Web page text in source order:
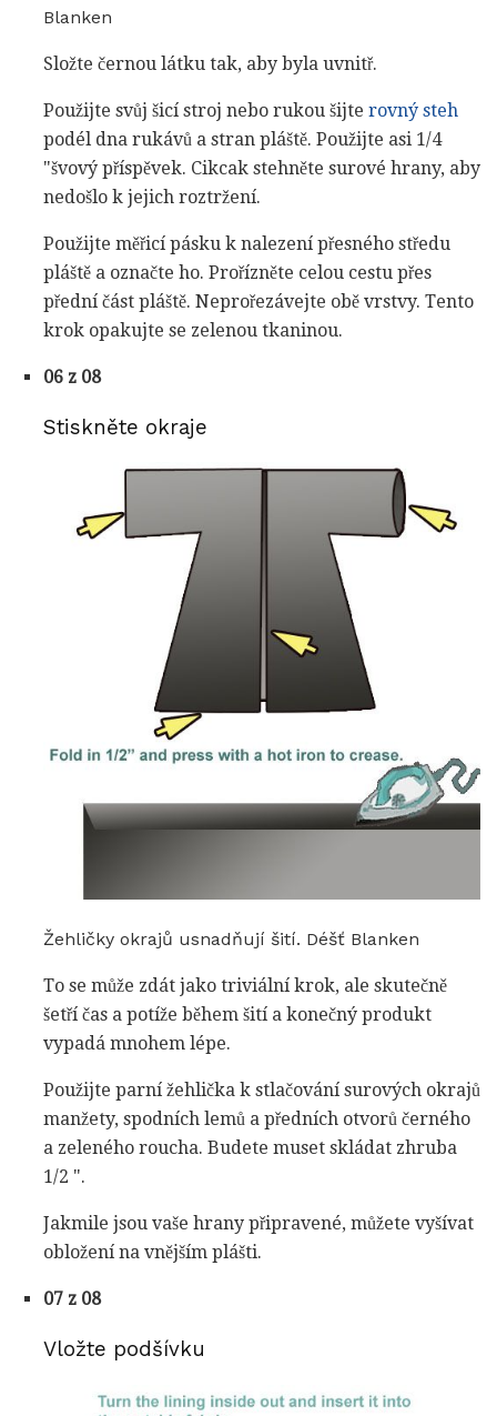
Blanken
Složte černou látku tak, aby byla uvnitř.
Použijte svůj šicí stroj nebo rukou šijte rovný steh
podél dna rukávů a stran pláště. Použijte asi 1/4
"švový příspěvek. Cikcak stehněte surové hrany, aby
nedošlo k jejich roztržení.
Použijte měřicí pásku k nalezení přesného středu
pláště a označte ho. Prořízněte celou cestu přes
přední část pláště. Neprořezávejte obě vrstvy. Tento
krok opakujte se zelenou tkaninou.
06 z 08
Stiskněte okraje
Žehličky okrajů usnadňují šití. Déšť Blanken
To se může zdát jako triviální krok, ale skutečně
šetří čas a potíže během šití a konečný produkt
vypadá mnohem lépe.
Použijte parní žehlička k stlačování surových okrajů
manžety, spodních lemů a předních otvorů černého
a zeleného roucha. Budete muset skládat zhruba
1/2 ".
Jakmile jsou vaše hrany připravené, můžete vyšívat
obložení na vnějším plášti.
07 z 08
Vložte podšívku